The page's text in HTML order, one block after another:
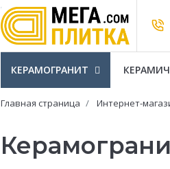
КЕРАМОГРАНИТ
Главная страница Интернет-